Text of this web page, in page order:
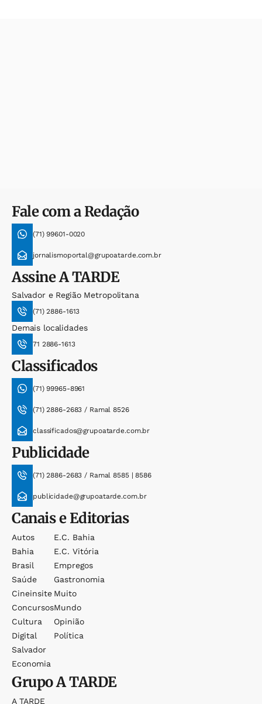
Fale com a Redação
(71) 99601-0020
jornalismoportal@grupoatarde.com.br
AssineA TARDE
Salvador e Região Metropolitana
(71) 2886-1613
Demais localidades
71 2886-1613
Classificados
(71) 99965-8961
(71) 2886-2683 / Ramal 8526
classificados@grupoatarde.com.br
Publicidade
(71) 2886-2683 / Ramal 8585 | 8586
publicidade@grupoatarde.com.br
Canais e Editorias
Autos
Bahia
Brasil
Saúde
Cineinsite
Concursos
Cultura
Digital
Salvador
Economia
E.c. Bahia
E.c. Vitória
Empregos
Gastronomia
Muito
Mundo
Opinião
Política
GrupoA TARDE
A TARDE